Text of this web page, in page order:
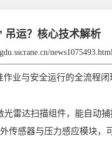
吊运？核心技术解析
news1075493.html
业与安全运行的全流程闭
雷达扫描组件，能自动
传感器与压力感应模块，